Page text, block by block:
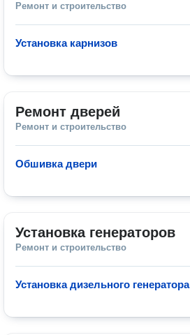
Ремонт и строительство
Установка карнизов
Ремонт дверей
Ремонт и строительство
Обшивка двери
Установка генераторов
Ремонт и строительство
Установка дизельного генератора